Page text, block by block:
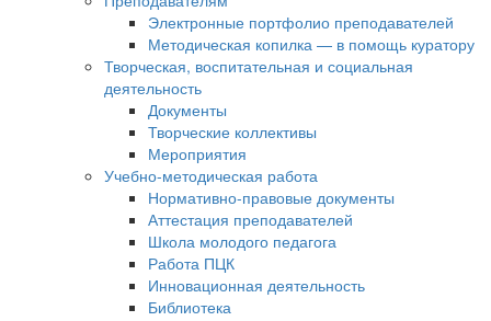
Электронные портфолио преподавателей
Методическая копилка — в помощь куратору
Творческая, воспитательная и социальная
деятельность
Документы
Творческие коллективы
Мероприятия
Учебно-методическая работа
Нормативно-правовые документы
Аттестация преподавателей
Школа молодого педагога
Работа ПЦК
Инновационная деятельность
Библиотека